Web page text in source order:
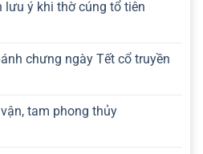
lưu ý khi thờ cúng tổ tiên
chưng ngày Tết cổ truyền
tam phong thủy